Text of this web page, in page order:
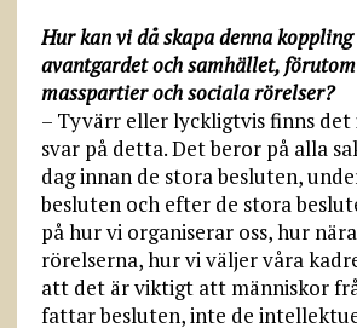
Hur kan vi då skapa denna
avantgardet och samhället,
masspartier och sociala rörelser?
– Tyvärr eller lyckligtvis finns
svar på detta. Det beror på alla
dag innan de stora besluten,
besluten och efter de stora
på hur vi organiserar oss, hur
rörelserna, hur vi väljer våra
att det är viktigt att människor
fattar besluten, inte de